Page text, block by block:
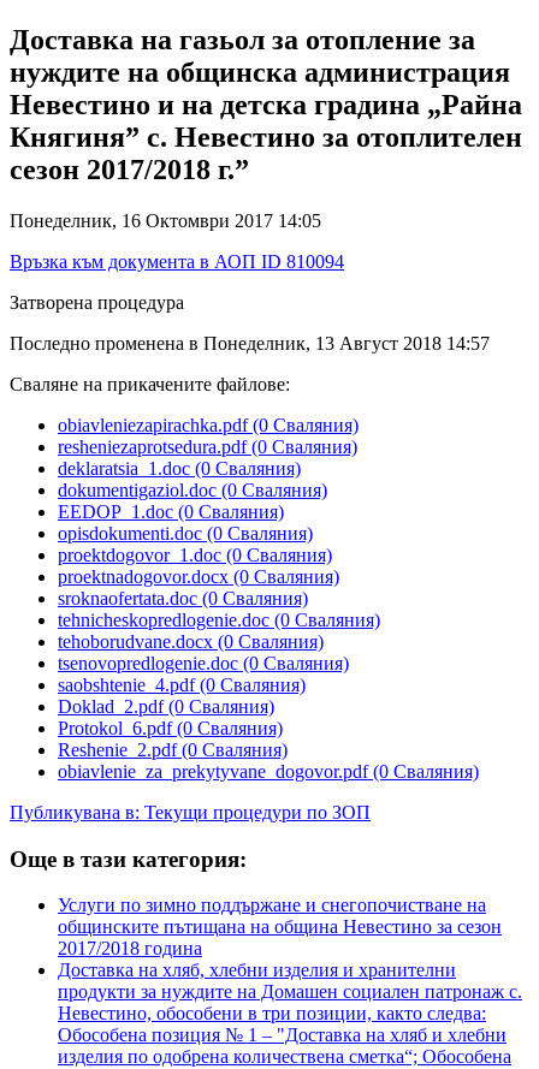
Доставка на газьол за отопление за
нуждите на общинска администрация
Невестино и на детска градина „Райна
Княгиня” с. Невестино за отоплителен
сезон 2017/2018 г.”
Понеделник, 16 Октомври 2017 14:05
Връзка към документа в АОП ID 810094
Затворена процедура
Последно променена в Понеделник, 13 Август 2018 14:57
Сваляне на прикачените файлове:
obiavleniezapirachka.pdf(0 Сваляния)
resheniezaprotsedura.pdf(0 Сваляния)
deklaratsia_1.doc (0 Сваляния)
dokumentigaziol.doc (0 Сваляния)
EEDOP_1.doc (0 Сваляния)
opisdokumenti.doc (0 Сваляния)
proektdogovor_1.doc (0 Сваляния)
proektnadogovor.docx (0 Сваляния)
sroknaofertata.doc (0 Сваляния)
tehnicheskopredlogenie.doc (0 Сваляния)
tehoborudvane.docx (0 Сваляния)
tsenovopredlogenie.doc (0 Сваляния)
saobshtenie_4.pdf(0 Сваляния)
Doklad_2.pdf(0 Сваляния)
Protokol_6.pdf(0 Сваляния)
Reshenie_2.pdf(0 Сваляния)
obiavlenie_za_prekytyvane_dogovor.pdf(0 Сваляния)
Публикувана в: Текущи процедури по ЗОП
Още в тази категория:
Услуги по зимно поддържане и снегопочистване на
общинските пътищана на община Невестино за сезон
2017/2018 година
Доставка на хляб, хлебни изделия и хранителни
продукти за нуждите на Домашен социален патронаж с.
Невестино, обособени в три позиции, както следва:
Обособена позиция № 1 – "Доставка на хляб и хлебни
изделия по одобрена количествена сметка“; Обособена